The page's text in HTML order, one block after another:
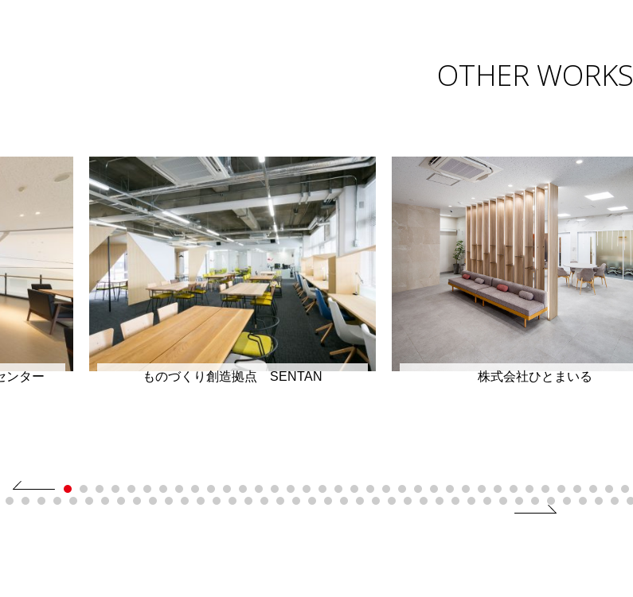
OTHER WORKS
ンター ものづくり創造拠点 SENTAN 株式会社ひとまいる